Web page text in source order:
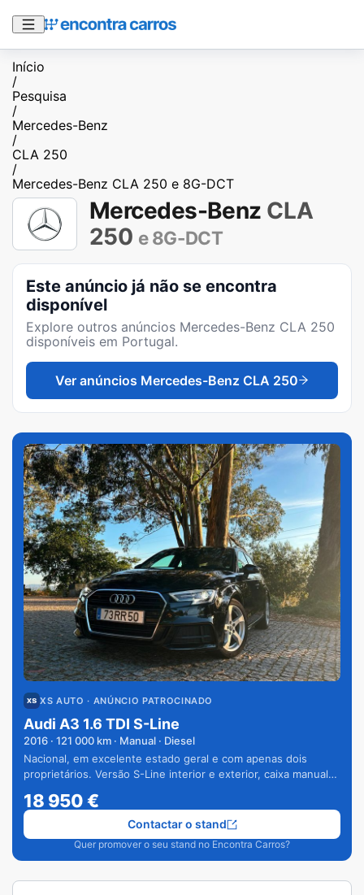
Início
/
Pesquisa
/
Mercedes-Benz
/
CLA 250
/
Mercedes-Benz CLA 250 e 8G-DCT
Mercedes-Benz CLA
250 e 8G-DCT
Este anúncio já não se encontra
disponível
Explore outros anúncios Mercedes-Benz CLA 250
disponíveis em Portugal.
Ver anúncios Mercedes-Benz CLA 250
XS AUTO · ANÚNCIO PATROCINADO
Audi A3 1.6 TDI S-Line
2016 · 121 000 km · Manual · Diesel
Nacional, em excelente estado geral e com apenas dois
proprietários. Versão S-Line interior e exterior, caixa manual
18 950€
Quer promover o seu stand no Encontra Carros?
Contactar o stand